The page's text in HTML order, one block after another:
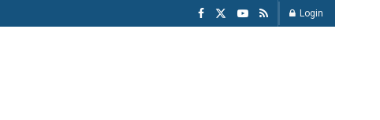
Login